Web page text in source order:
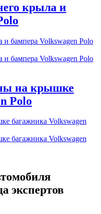
крыла и
на крышке
Polo
экспертов